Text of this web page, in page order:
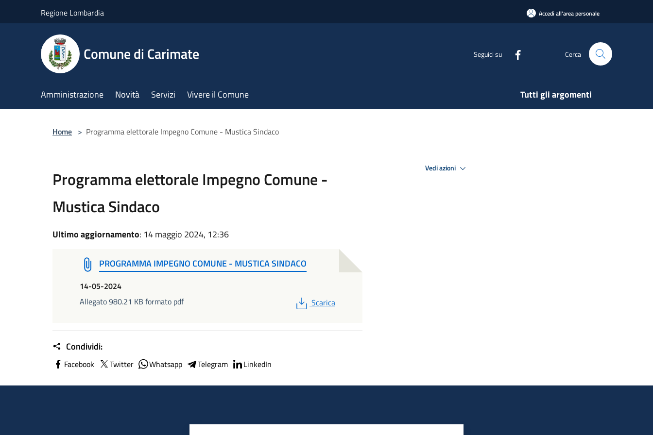
Regione Lombardia Accedi all'area personale
Comune di Carimate Seguici su Cerca
Amministrazione Novità Servizi Vivere il Comune Tutti gli argomenti
Home > Programma elettorale Impegno Comune - Mustica Sindaco
Programma elettorale Impegno Comune -
Mustica Sindaco
Ultimo aggiornamento: 14 maggio 2024, 12:36
PROGRAMMA IMPEGNO COMUNE - MUSTICA SINDACO
14-05-2024
Allegato 980.21 KB formato pdf
PDF
Scarica
Condividi:
Facebook Twitter Whatsapp Telegram LinkedIn
Vedi azioni